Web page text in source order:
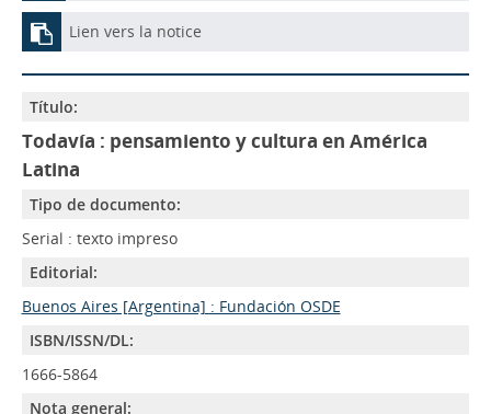
Lien vers la notice
Título:
Todavía : pensamiento y cultura en América
Latina
Tipo de documento:
Serial : texto impreso
Editorial:
Buenos Aires [Argentina] : Fundación OSDE
ISBN/ISSN/DL:
1666-5864
Nota general: